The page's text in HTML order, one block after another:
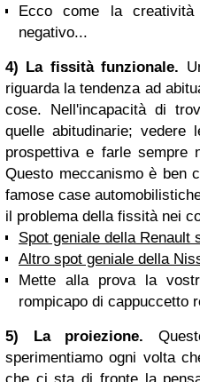
Ecco come la
negativo...
4) La fissità funzionale.
riguarda la tendenza ad
cose. Nell'incapacità di
quelle abitudinarie; vedere
prospettiva e farle sempre
Questo meccanismo è ben
famose case
il problema della fissità nei
Spot geniale della Renault
Altro spot geniale della
Mette alla prova la
rompicapo di cappuccetto
5) La proiezione.
sperimentiamo ogni volta